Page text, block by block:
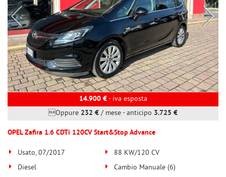
14.900 €- iva esposta
Oppure 232 € / mese-anticipo 3.725 €
OPEL Zafira 1.6 CDTi 120CV Start&Stop Advance
Usato, 07/2017
88 KW/120 CV
Diesel
Cambio Manuale (6)